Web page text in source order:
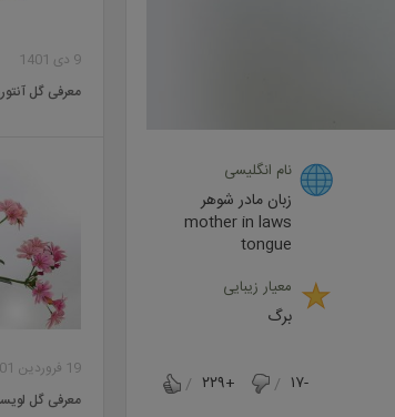
نام انگلیسی
زبان مادر شوهر
mother in laws
tongue
معیار زیبایی
برگ
+۲۲۹ -۱۷
9 دی 1401
معرفی گل
19 فروردین 1401
معرفی گل